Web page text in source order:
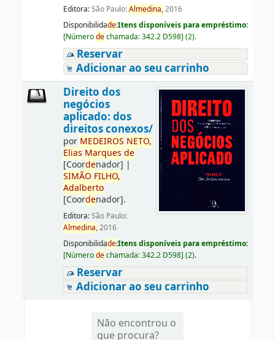
Editora:São Paulo:Almedina,2016
Disponibilidade:Itens disponíveis para empréstimo:
[Númerodechamada:342.2 D598] (2).
Reservar
Adicionar ao seu carrinho
Direito dos
negócios
aplicado: dos
direitos conexos/
por MEDEIROS NETO,
Elias Marques de
[Coordenador] |
SIMÃO FILHO,
Adalberto
[Coordenador].
Editora:São Paulo:
Almedina,2016
Disponibilidade:Itens disponíveis para empréstimo:
[Númerodechamada:342.2 D598] (2).
Reservar
Adicionar ao seu carrinho
Não encontrou o
que procura?